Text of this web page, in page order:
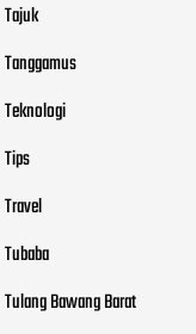
Tajuk
Tanggamus
Teknologi
Tips
Travel
Tubaba
Tulang Bawang Barat